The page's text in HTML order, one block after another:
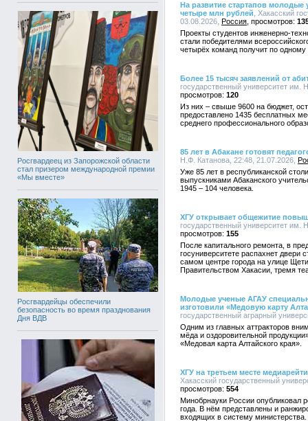
Росгвардеец из Запорожской области
стал призером международной премии
«Мы вместе»
Росгвардейцы обеспечили
безопасность во время празднования
Дня ВДВ
На развитие стартапов
четыре млн рублей , Хакасский
03.08.2026, Россия
Проекты студентов инженерно-
стали победителями
четырёх команд получит по
Более 15 тысяч заявлений от
государственный университет им.
120
Из них – свыше 9600 на бюджет,
предоставлено 1435 бесплатных
среднего профессионального
85 лет в Абакане готовят
Н.Ф. Катанова, 22:48, 21.07.2026,
Уже 85 лет в республиканской
выпускниками Абаканского
1945 – 104 человека.
ХГУ открывает общежитие
государственный университет им.
155
После капитального ремонта, в
госуниверситете распахнет
самом центре города на улице
Правительством Хакасии, тремя
Молодые ученые АГАУ
изготовили «Медовую карту
государственный аграрный
Одним из главных аттракторов
мёда и оздоровительной
«Медовая карта Алтайского края».
ХГУ на третьем месте
Хакасский государственный
554
Минобрнауки России опубликовал
года. В нём представлены и
входящих в систему